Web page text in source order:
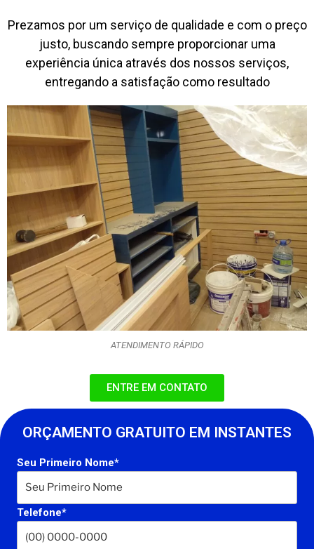
Prezamos por um serviço de qualidade e com o preço
justo, buscando sempre proporcionar uma
experiência única através dos nossos serviços,
entregando a satisfação como resultado
ATENDIMENTO RÁPIDO
ENTRE EM CONTATO
ORÇAMENTO GRATUITO EM INSTANTES
Seu Primeiro Nome*
Telefone*